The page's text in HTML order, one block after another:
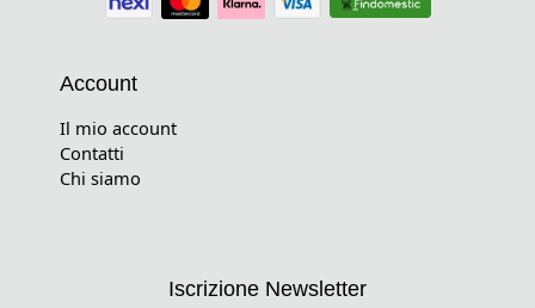
Account
Il mio account
Contatti
Chi siamo
Iscrizione Newsletter